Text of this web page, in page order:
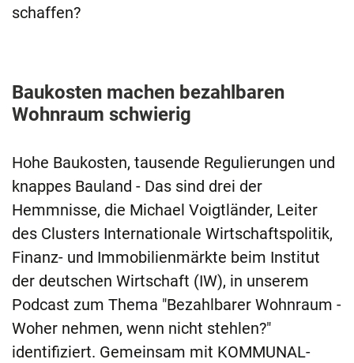
schaffen?
Baukosten machen bezahlbaren
Wohnraum schwierig
Hohe Baukosten, tausende Regulierungen und
knappes Bauland - Das sind drei der
Hemmnisse, die Michael Voigtländer, Leiter
des Clusters Internationale Wirtschaftspolitik,
Finanz- und Immobilienmärkte beim Institut
der deutschen Wirtschaft (IW), in unserem
Podcast zum Thema "Bezahlbarer Wohnraum -
Woher nehmen, wenn nicht stehlen?"
identifiziert. Gemeinsam mit KOMMUNAL-